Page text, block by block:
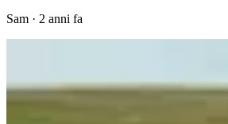
Sam · 2 anni fa